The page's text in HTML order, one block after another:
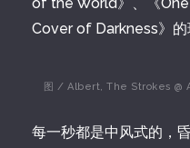
Cover of Darkness》的
图 / Albert, The Strokes @
每一秒都是中风式的，